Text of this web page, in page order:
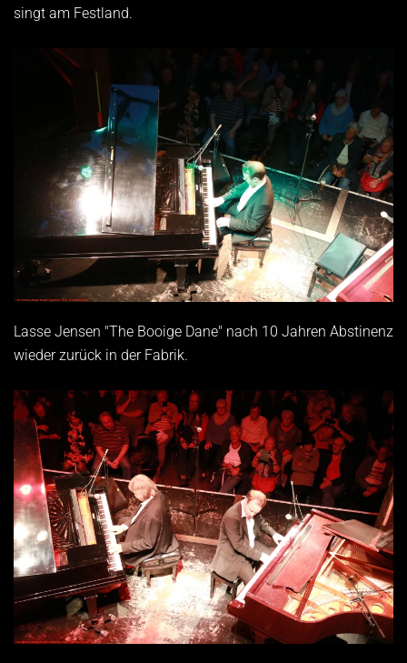
singt am Festland.
Lasse Jensen "The Booige Dane" nach 10 Jahren Abstinenz
wieder zurück in der Fabrik.